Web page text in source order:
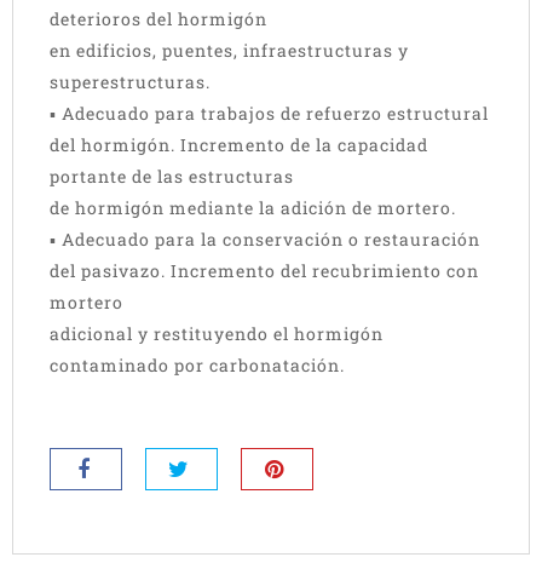
deterioros del hormigón
en edificios, puentes, infraestructuras y
superestructuras.
▪ Adecuado para trabajos de refuerzo estructural
del hormigón. Incremento de la capacidad
portante de las estructuras
de hormigón mediante la adición de mortero.
▪ Adecuado para la conservación o restauración
del pasivazo. Incremento del recubrimiento con
mortero
adicional y restituyendo el hormigón
contaminado por carbonatación.